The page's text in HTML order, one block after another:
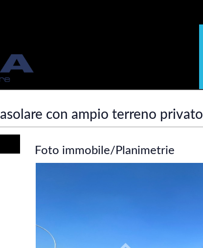
Casa Indipendente
con ampio terreno privato
Foto immobile/Planimetrie